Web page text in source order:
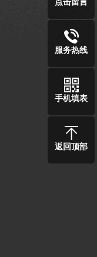
服务热线
手机填表
返回顶部